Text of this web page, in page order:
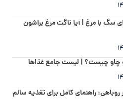
سگ با مرغ | آیا ناگت مرغ براشون
چیست؟ | لیست جامع غذاها
راهنمای کامل برای تغذیه سالم